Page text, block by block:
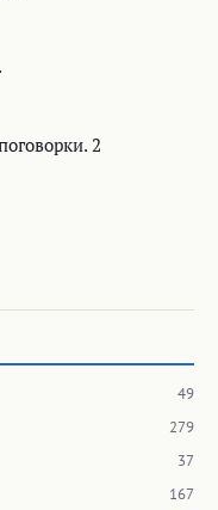
2
49
279
37
167